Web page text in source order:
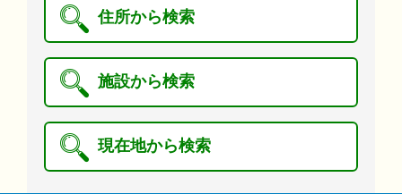
住所から検索
施設から検索
現在地から検索